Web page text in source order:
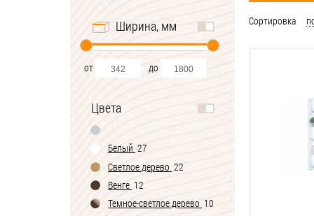
Ширина, мм
от до
Цвета
Белый 27
Светлое дерево 22
Венге 12
Темное-cветлое дерево 10
Сортировка